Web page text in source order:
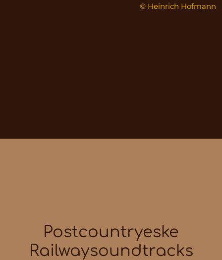
© Heinrich Hofmann
Postcountryeske
Railwaysoundtracks